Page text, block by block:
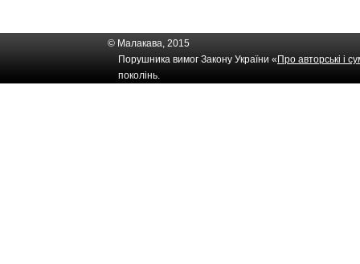
© Малакава, 2015
Порушника вимог Закону України « Про авторські і
поколінь.